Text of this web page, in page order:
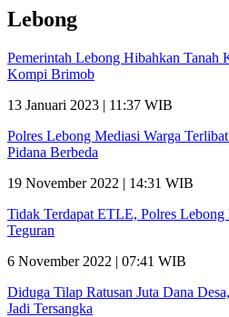
Lebong
Pemerintah Lebong Hibahkan Tanah
Kompi Brimob
13 Januari 2023 | 11:37 WIB
Polres Lebong Mediasi Warga
Pidana Berbeda
19 November 2022 | 14:31 WIB
Tidak Terdapat ETLE, Polres Lebong
Teguran
6 November 2022 | 07:41 WIB
Diduga Tilap Ratusan Juta Dana
Jadi Tersangka